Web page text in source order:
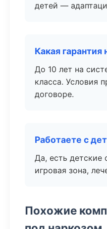
детей —
Какая
До 10 лет на
класса. Условия
договоре.
Работаете с
Да, есть детские
игровая зона,
Похожие